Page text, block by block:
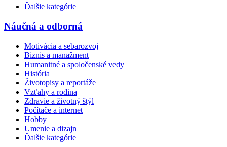
Ďalšie kategórie
Náučná a odborná
Motivácia a sebarozvoj
Biznis a manažment
Humanitné a spoločenské vedy
História
Životopisy a reportáže
Vzťahy a rodina
Zdravie a životný štýl
Počítače a internet
Hobby
Umenie a dizajn
Ďalšie kategórie